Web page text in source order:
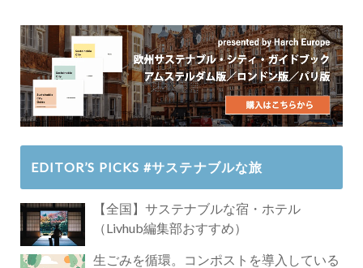
EDITOR’S PICKS #サステナブルな旅
【全国】サステナブルな宿・ホテル
（Livhub編集部おすすめ）
生ごみを循環。コンポストを導入している